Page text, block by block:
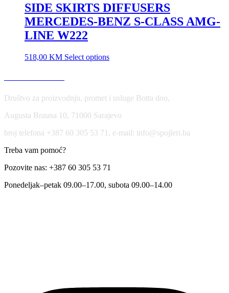
SIDE SKIRTS DIFFUSERS
MERCEDES-BENZ S-CLASS AMG-
LINE W222
518,00 KM Select options
Društvo za proizvodnju, promet i usluge Botta doo,
Augusta Brauna 10, 71000 Sarajevo
broj telefona +387 60 305 53 71, e-mail: info@spojleri.ba
Treba vam pomoć?
Pozovite nas: +387 60 305 53 71
Ponedeljak–petak 09.00–17.00, subota 09.00–14.00